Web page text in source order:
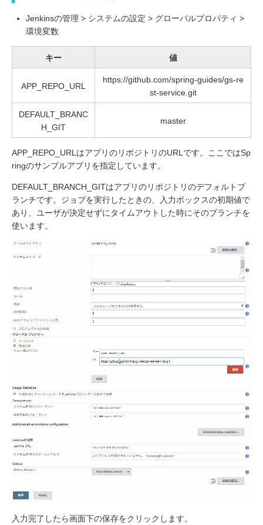
Jenkinsの管理 > システムの設定 > グローバルプロパティ >
環境変数
キー 値
APP_REPO_URL
https://github.com/spring-guides/gs-re
st-service.git
DEFAULT_BRANC
H_GIT
master
APP_REPO_URLはアプリのリポジトリのURLです。ここではSp
ringのサンプルアプリを指定しています。
DEFAULT_BRANCH_GITはアプリのリポジトリのデフォルトブ
ランチです。ジョブを実行したときの、入力ボックスの初期値で
あり、ユーザが決定せずにタイムアウトした時にそのブランチを
使います。
入力完了したら画面下の保存をクリックします。